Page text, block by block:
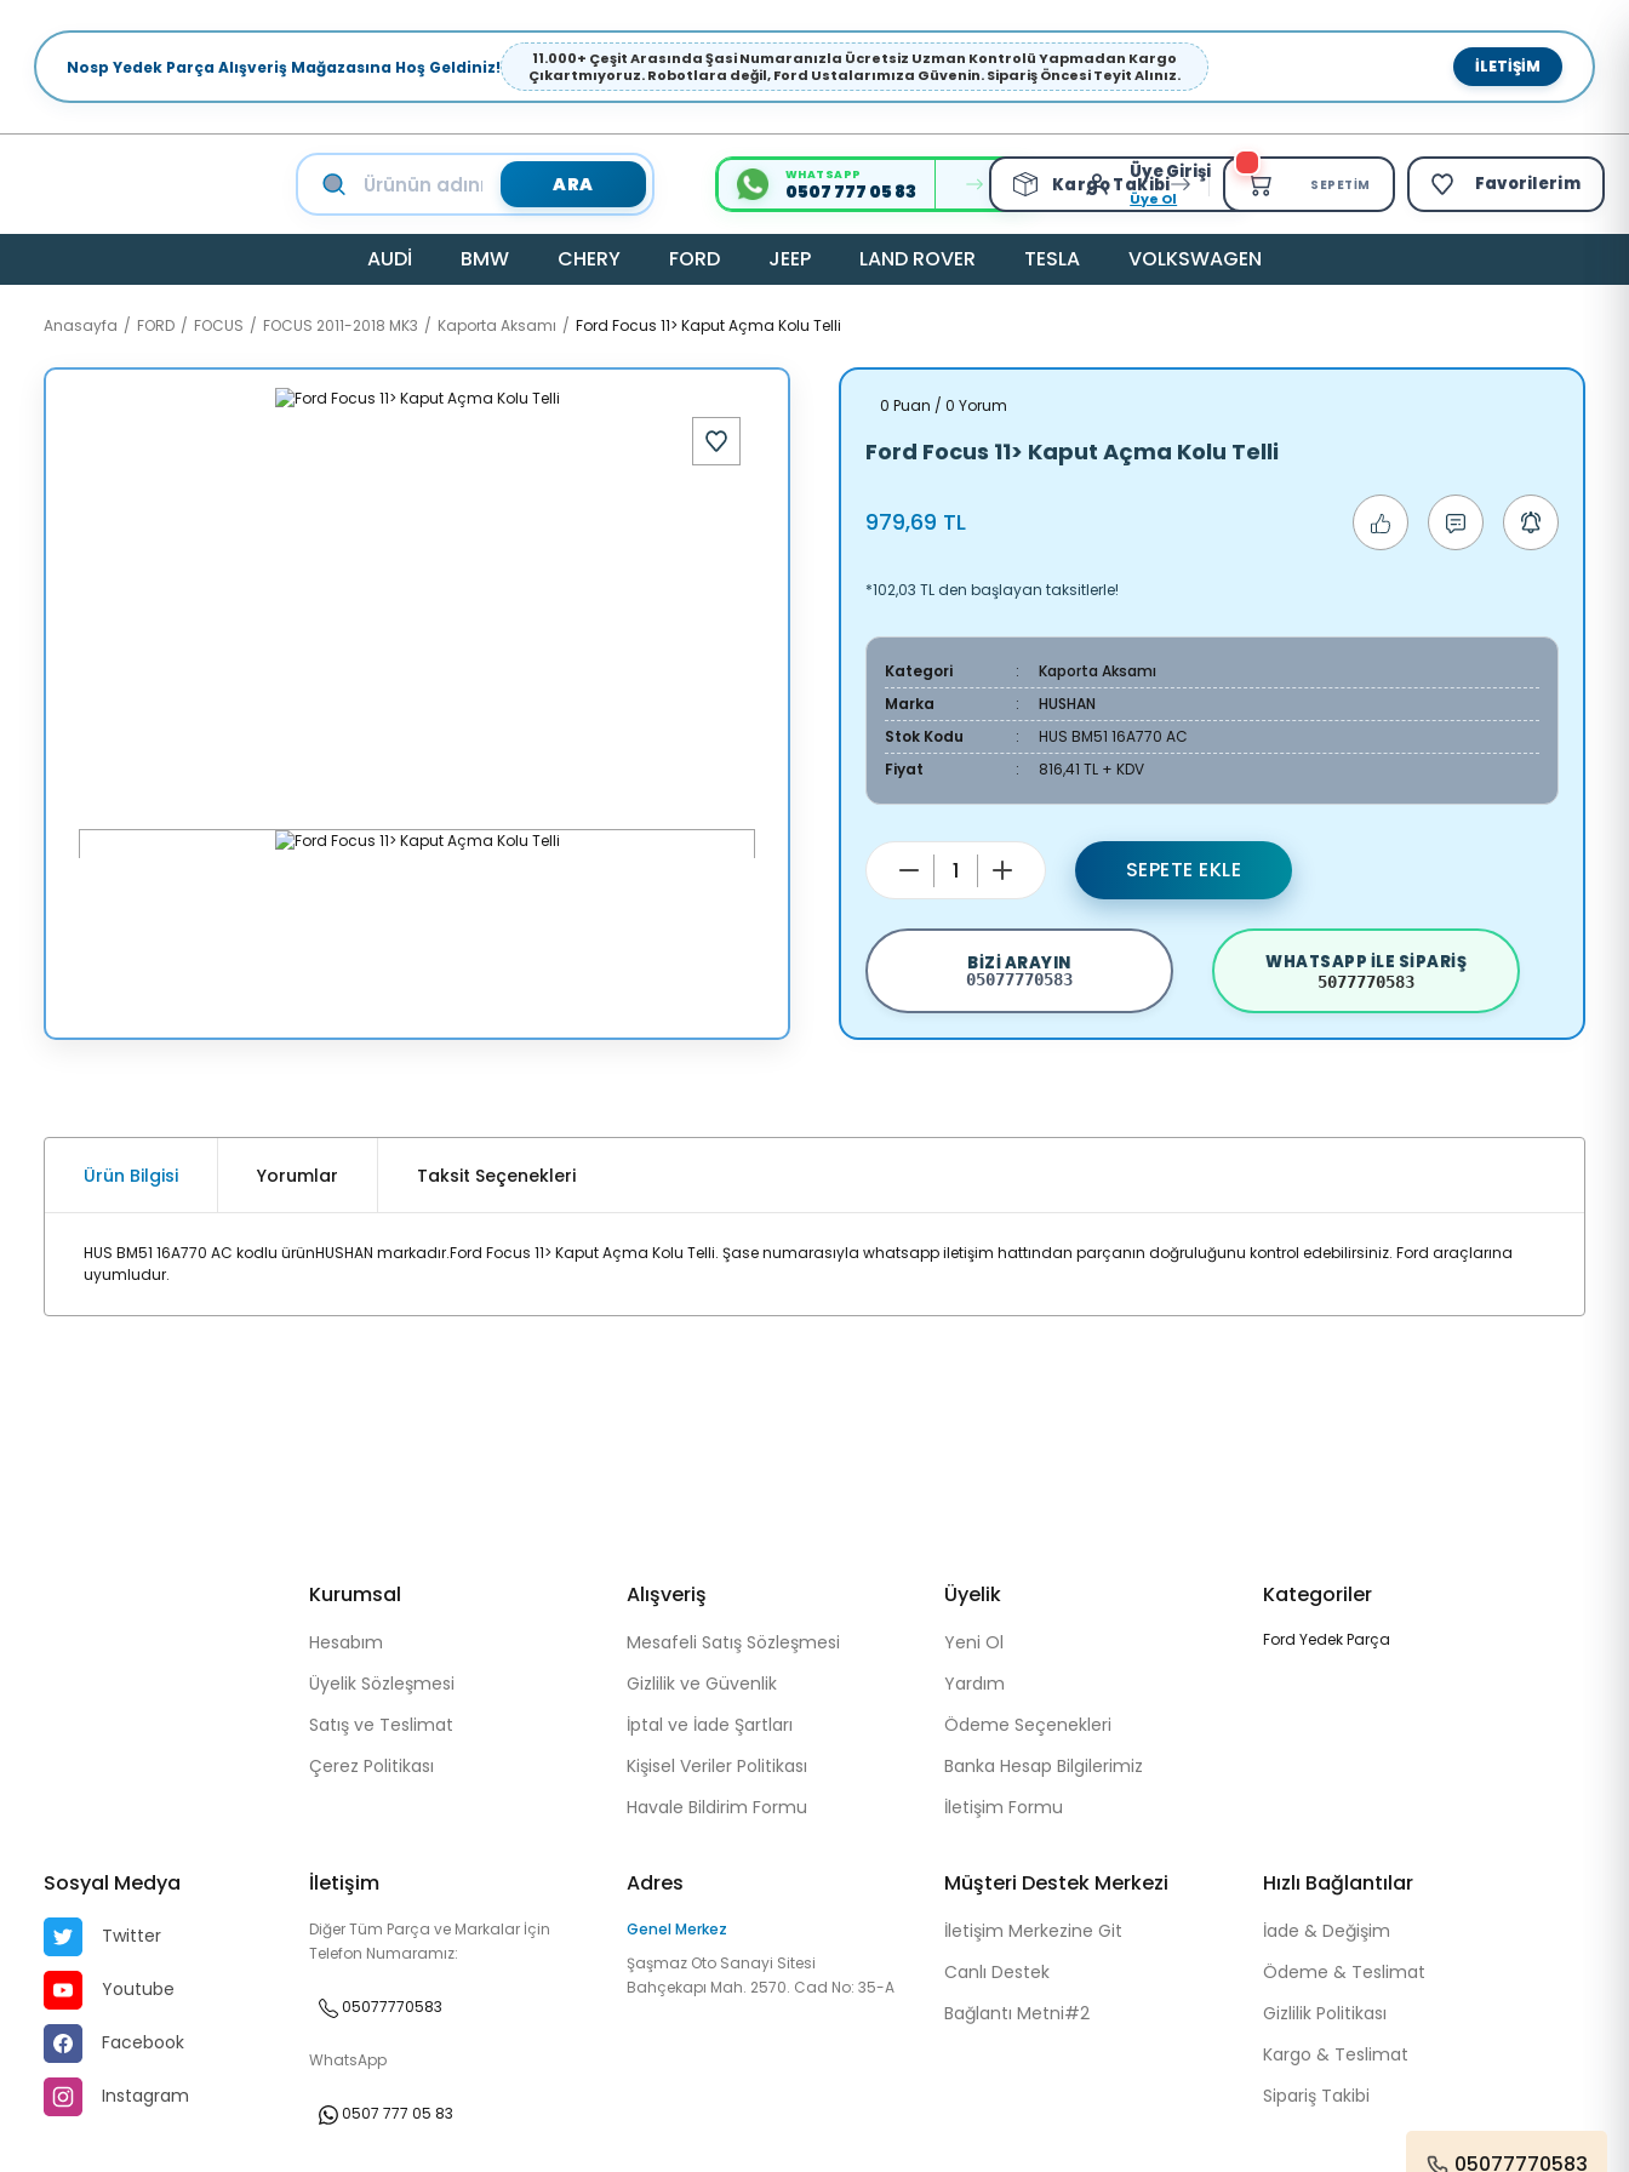
Nosp Yedek Parça Alışveriş Mağazasına Hoş Geldiniz!
11.000+ Çeşit Arasında Şasi Numaranızla Ücretsiz Uzman Kontrolü Yapmadan Kargo
Çıkartmıyoruz. Robotlara değil, Ford Ustalarımıza Güvenin. Sipariş Öncesi Teyit Alınız.
İLETIŞIM
ARA WHATSAPP
0507 777 05 83 Kargo Takibi
Üye Girişi
Üye Ol
SEPETIM Favorilerim
AUDİ BMW CHERY FORD JEEP LAND ROVER TESLA VOLKSWAGEN
Anasayfa FORD FOCUS FOCUS 2011-2018 MK3 Kaporta Aksamı Ford Focus 11> Kaput Açma Kolu Telli
0 Puan / 0 Yorum
Ford Focus 11> Kaput Açma Kolu Telli
979,69 TL
*102,03 TL den başlayan taksitlerle!
Kategori
Kaporta Aksamı
Marka
HUSHAN
Stok Kodu
HUS BM51 16A770 AC
Fiyat
816,41 TL + KDV
SEPETE EKLE
BIZI ARAYIN
05077770583
WHATSAPP ILE SIPARIŞ
5077770583
Ürün Bilgisi Yorumlar Taksit Seçenekleri
HUS BM51 16A770 AC kodlu ürünHUSHAN markadır.Ford Focus 11> Kaput Açma Kolu Telli. Şase numarasıyla whatsapp iletişim hattından parçanın doğruluğunu kontrol edebilirsiniz. Ford araçlarına
uyumludur.
Kurumsal
Hesabım
Üyelik Sözleşmesi
Satış ve Teslimat
Çerez Politikası
Alışveriş
Mesafeli Satış Sözleşmesi
Gizlilik ve Güvenlik
İptal ve İade Şartları
Kişisel Veriler Politikası
Havale Bildirim Formu
Üyelik
Yeni Ol
Yardım
Ödeme Seçenekleri
Banka Hesap Bilgilerimiz
İletişim Formu
Kategoriler
Ford Yedek Parça
Sosyal Medya
Twitter
Youtube
Facebook
Instagram
İletişim
Diğer Tüm Parça ve Markalar İçin
Telefon Numaramız:
05077770583
WhatsApp
0507 777 05 83
Adres
Genel Merkez
Şaşmaz Oto Sanayi Sitesi
Bahçekapı Mah. 2570. Cad No: 35-A
Müşteri Destek Merkezi
İletişim Merkezine Git
Canlı Destek
Bağlantı Metni#2
Hızlı Bağlantılar
İade & Değişim
Ödeme & Teslimat
Gizlilik Politikası
Kargo & Teslimat
Sipariş Takibi
05077770583